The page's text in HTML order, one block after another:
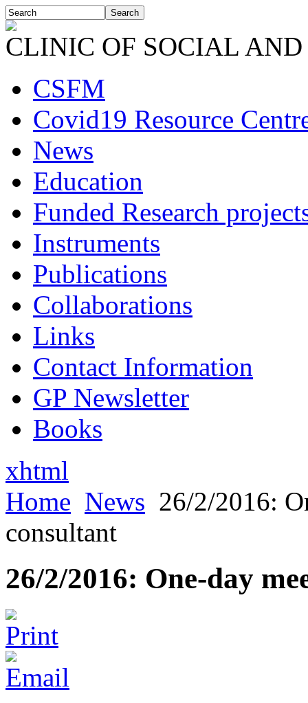
CLINIC OF SOCIAL
CSFM
Covid19 Resource
News
Education
Funded Research
Instruments
Publications
Collaborations
Links
Contact Information
GP Newsletter
Books
xhtml
Home News 26/2/2016:
consultant
26/2/2016: One-day